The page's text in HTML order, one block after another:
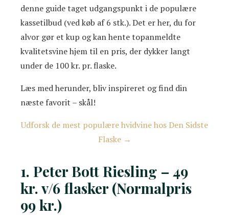
denne guide taget udgangspunkt i de populære
kassetilbud (ved køb af 6 stk.). Det er her, du for
alvor gør et kup og kan hente topanmeldte
kvalitetsvine hjem til en pris, der dykker langt
under de 100 kr. pr. flaske.
Læs med herunder, bliv inspireret og find din
næste favorit – skål!
Udforsk de mest populære hvidvine hos Den Sidste
Flaske →
1. Peter Bott Riesling – 49
kr. v/6 flasker (Normalpris
99 kr.)